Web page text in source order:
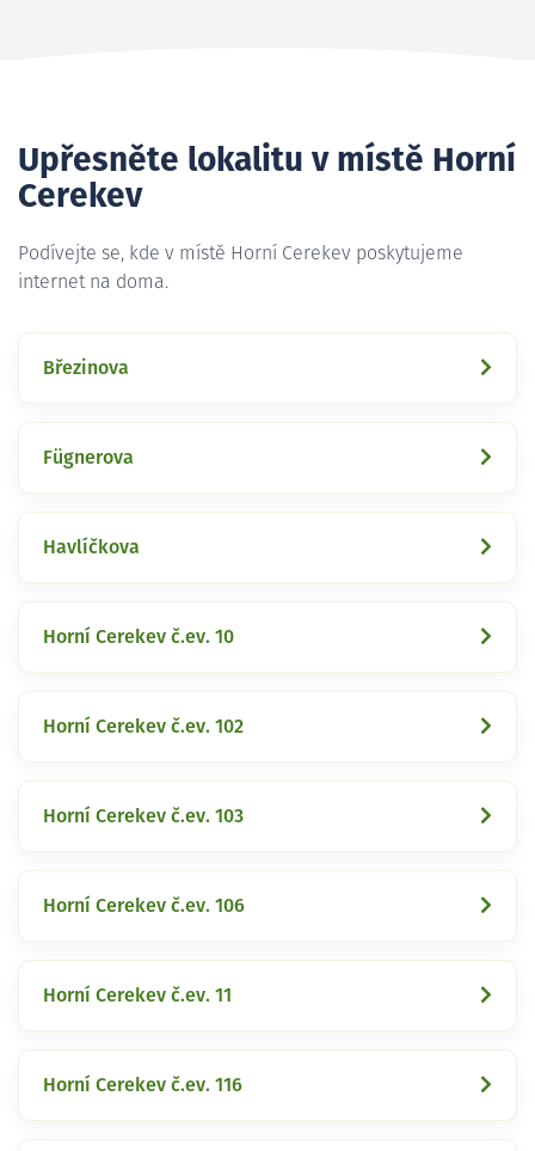
Upřesněte lokalitu v místě Horní
Cerekev
Podívejte se, kde v místě Horní Cerekev poskytujeme
internet na doma.
Březinova
Fügnerova
Havlíčkova
Horní Cerekev č.ev. 10
Horní Cerekev č.ev. 102
Horní Cerekev č.ev. 103
Horní Cerekev č.ev. 106
Horní Cerekev č.ev. 11
Horní Cerekev č.ev. 116